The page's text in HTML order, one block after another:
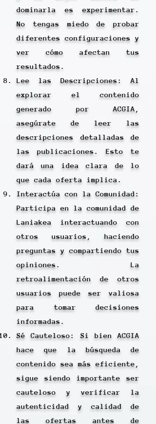
dominarla es experimentar.
No tengas miedo de probar
diferentes configuraciones y
ver cómo afectan tus
resultados.
Lee las Descripciones: Al
explorar el contenido
generado por ACGIA,
asegúrate de leer las
descripciones detalladas de
las publicaciones. Esto te
dará una idea clara de lo
que cada oferta implica.
Interactúa con la Comunidad:
Participa en la comunidad de
Laniakea interactuando con
otros usuarios, haciendo
preguntas y compartiendo tus
opiniones. La
retroalimentación de otros
usuarios puede ser valiosa
para tomar decisiones
informadas.
Sé Cauteloso: Si bien ACGIA
hace que la búsqueda de
contenido sea más eficiente,
sigue siendo importante ser
cauteloso y verificar la
autenticidad y calidad de
las ofertas antes de